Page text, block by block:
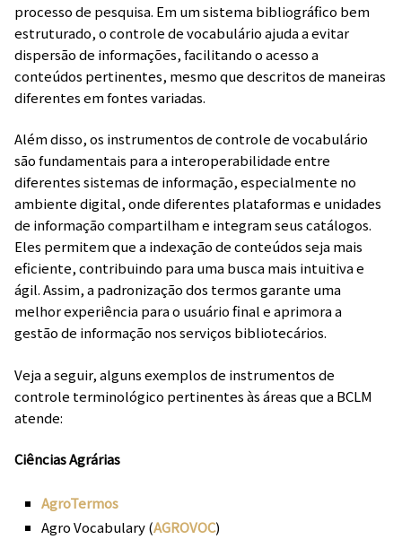
processo de pesquisa. Em um sistema bibliográfico bem
estruturado, o controle de vocabulário ajuda a evitar
dispersão de informações, facilitando o acesso a
conteúdos pertinentes, mesmo que descritos de maneiras
diferentes em fontes variadas.
Além disso, os instrumentos de controle de vocabulário
são fundamentais para a interoperabilidade entre
diferentes sistemas de informação, especialmente no
ambiente digital, onde diferentes plataformas e unidades
de informação compartilham e integram seus catálogos.
Eles permitem que a indexação de conteúdos seja mais
eficiente, contribuindo para uma busca mais intuitiva e
ágil. Assim, a padronização dos termos garante uma
melhor experiência para o usuário final e aprimora a
gestão de informação nos serviços bibliotecários.
Veja a seguir, alguns exemplos de instrumentos de
controle terminológico pertinentes às áreas que a BCLM
atende:
Ciências Agrárias
AgroTermos
Agro Vocabulary (AGROVOC)